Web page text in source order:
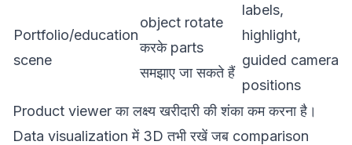
Portfolio/education
scene
object rotate
करके parts
समझाए जा सकते हैं
labels,
highlight,
guided camera
positions
Product viewer का लक्ष्य खरीदारी की शंका कम करना है।
Data visualization में 3D तभी रखें जब comparison